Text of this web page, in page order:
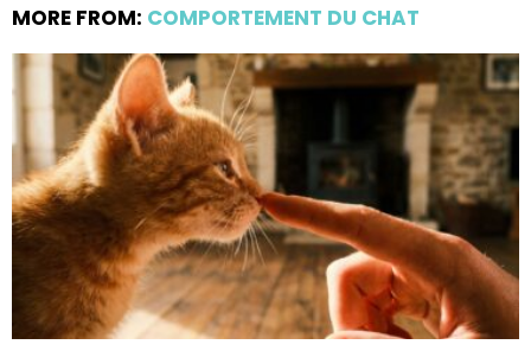
MORE FROM: COMPORTEMENT DU CHAT